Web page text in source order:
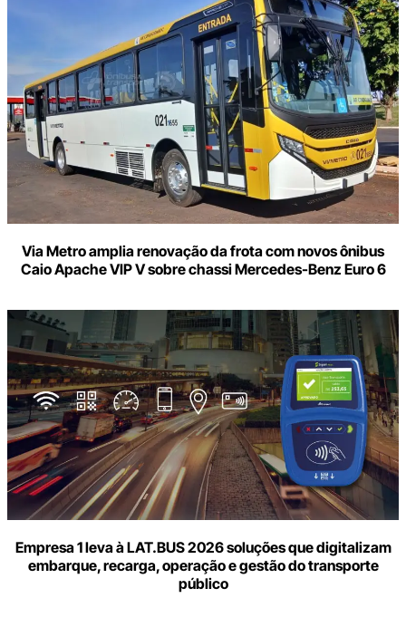
Via Metro amplia renovação da frota com novos ônibus
Caio Apache VIP V sobre chassi Mercedes-Benz Euro 6
Empresa 1 leva à LAT.BUS 2026 soluções que digitalizam
embarque, recarga, operação e gestão do transporte
público